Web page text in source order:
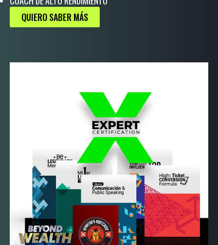
QUIERO SABER MÁS